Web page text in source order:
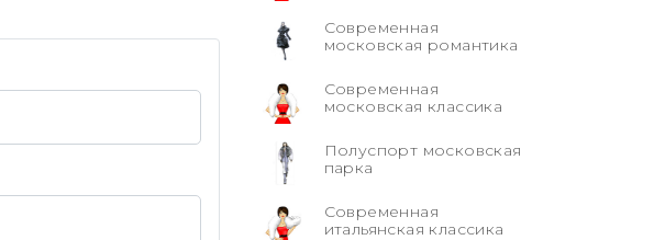
Современная
московская романтика
Современная
московская классика
Полуспорт московская
парка
Современная
итальянская классика